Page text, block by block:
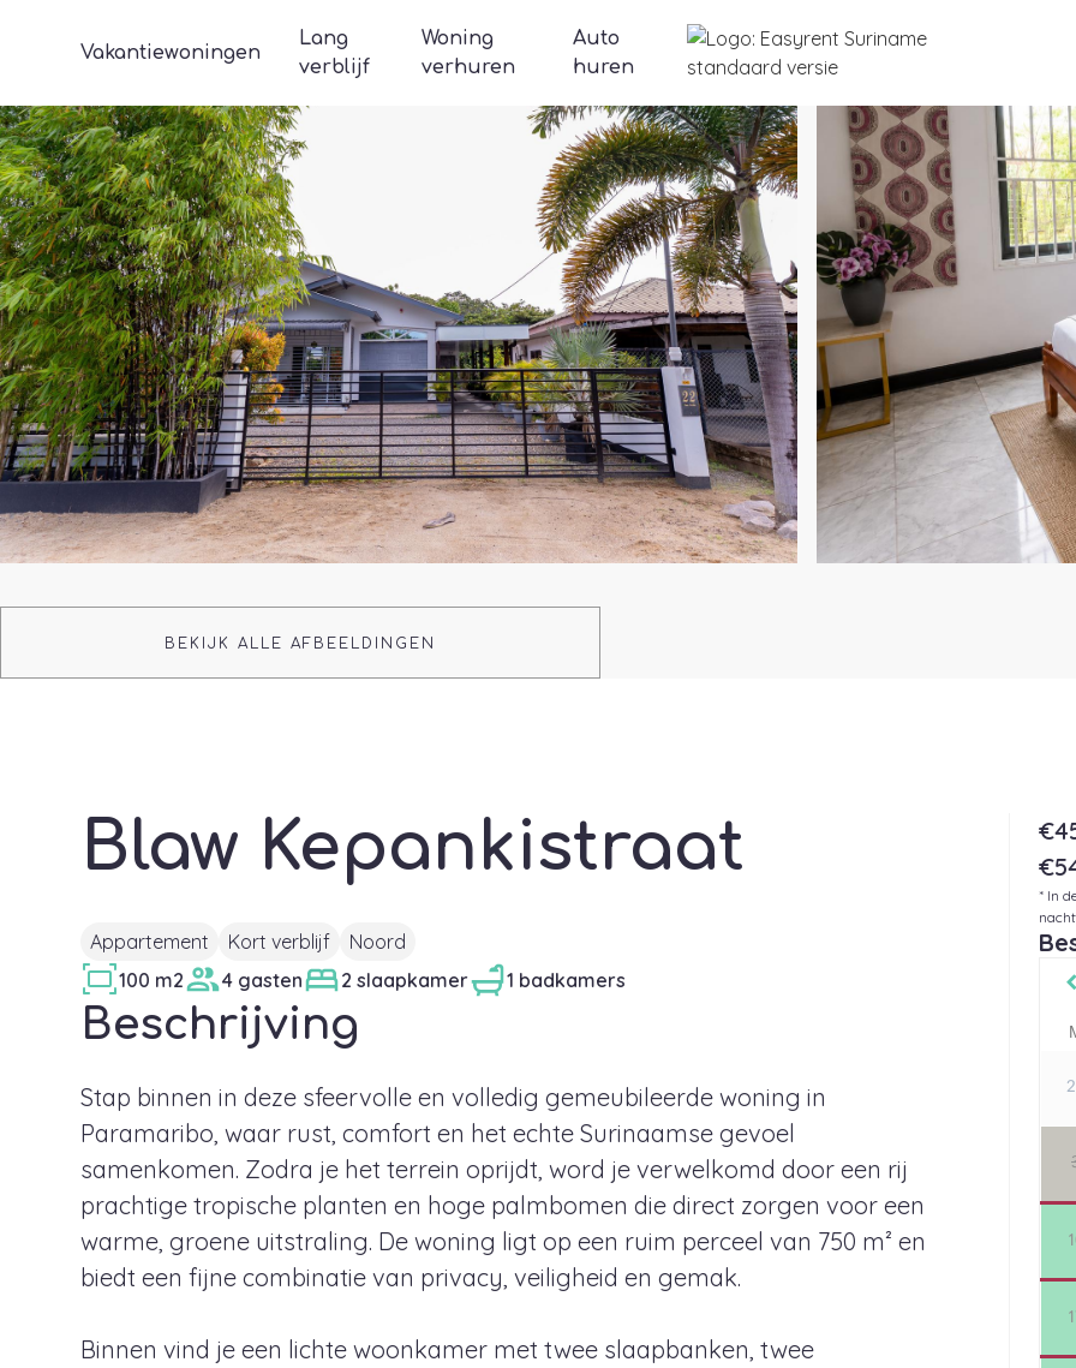
Vakantiewoningen
Lang
verblijf
Woning
verhuren
Auto
huren
BEKIJK ALLE AFBEELDINGEN
Blaw Kepankistraat
Appartement Kort verblijf
Noord
100 m2
4 gasten 2 slaapkamer 1 badkamers
Beschrijving
Stap binnen in deze sfeervolle en volledig gemeubileerde woning in
Paramaribo, waar rust, comfort en het echte Surinaamse gevoel
samenkomen. Zodra je het terrein oprijdt, word je verwelkomd door een rij
prachtige tropische planten en hoge palmbomen die direct zorgen voor een
warme, groene uitstraling. De woning ligt op een ruim perceel van 750 m² en
biedt een fijne combinatie van privacy, veiligheid en gemak.
Binnen vind je een lichte woonkamer met twee slaapbanken, twee
* In